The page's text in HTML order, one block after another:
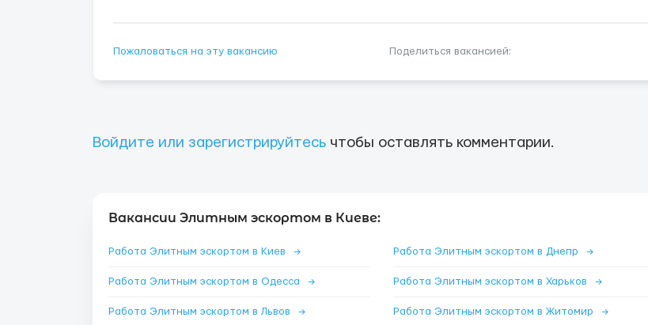
Пожаловаться на эту вакансию Поделиться вакансией:
Войдите или зарегистрируйтесь чтобы оставлять комментарии.
Вакансии Элитным эскортом в Киеве:
Работа Элитным эскортом в Киев → Работа Элитным эскортом в Днепр →
Работа Элитным эскортом в Одесса → Работа Элитным эскортом в Харьков →
Работа Элитным эскортом в Львов → Работа Элитным эскортом в Житомир →